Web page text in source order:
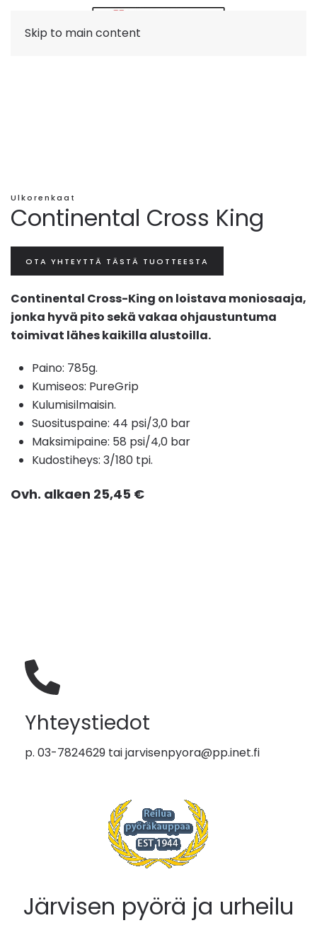
Skip to main content
Ulkorenkaat
Continental Cross King
OTA YHTEYTTÄ TÄSTÄ TUOTTEESTA
Continental Cross-King on loistava moniosaaja,
jonka hyvä pito sekä vakaa ohjaustuntuma
toimivat lähes kaikilla alustoilla.
Paino: 785g.
Kumiseos: PureGrip
Kulumisilmaisin.
Suosituspaine: 44 psi/3,0 bar
Maksimipaine: 58 psi/4,0 bar
Kudostiheys: 3/180 tpi.
Ovh. alkaen 25,45 €
Yhteystiedot
p. 03-7824629 taijarvisenpyora@pp.inet.fi
Järvisen pyörä ja urheilu